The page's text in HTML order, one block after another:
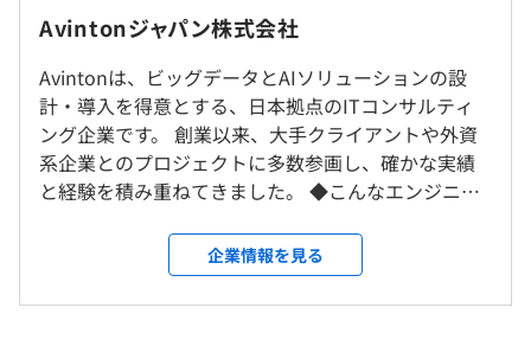
・Python/Numpy/OpenCV
・AI/機械学習講義（画像分類、転移学習など）
Pandas/Jupyter
・kubernetes/Docker/VMWare/AWS/SQL 他多数！
★単なる講義ではなく、実戦形式の課題を出題する形で実
際に手を動かしながらキャッチアップしていけます！
★時流やニーズに合わせて、研修内容は随時アップデート
＜プロジェクト拠点について＞
■東京23区内が7割
■神奈川県内は、横浜市・川崎市が中心
勤務地は希望を考慮し決定します。
就業場所の変更範囲
＜雇入時＞
会社の定める場所（テレワークを行う場所を含む）
※プロジェクトにより時間は異なります。
平均残業時間：平均13時間／月
・完全週休2日（土日）
Avintonジャパン株式会社
Avintonは、ビッグデータとAIソリューションの設
計・導入を得意とする、日本拠点のITコンサルティ
ング企業です。 創業以来、大手クライアントや外資
系企業とのプロジェクトに多数参画し、確かな実績
と経験を積み重ねてきました。 ◆こんなエンジニア
ア ・グローバルな環境で活躍したいエンジニア ・キ
ャリアアップを目指すエンジニア Avintonなら、あな
たの「なりたい」を叶える最高の成長環境がありま
企業情報を見る